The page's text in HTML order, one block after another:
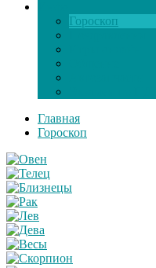
Гороскоп
Главная
Гороскоп